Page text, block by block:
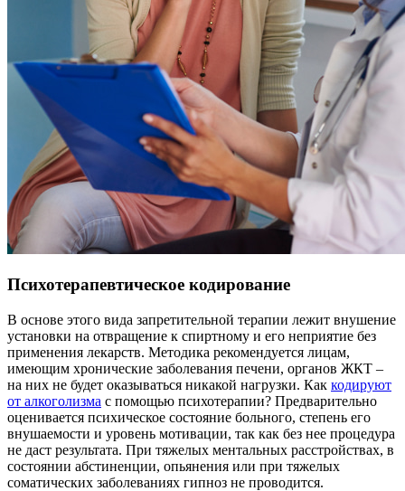
Психотерапевтическое кодирование
В основе этого вида запретительной терапии лежит внушение
установки на отвращение к спиртному и его неприятие без
применения лекарств. Методика рекомендуется лицам,
имеющим хронические заболевания печени, органов ЖКТ –
на них не будет оказываться никакой нагрузки. Как кодируют
от алкоголизма с помощью психотерапии? Предварительно
оценивается психическое состояние больного, степень его
внушаемости и уровень мотивации, так как без нее процедура
не даст результата. При тяжелых ментальных расстройствах, в
состоянии абстиненции, опьянения или при тяжелых
соматических заболеваниях гипноз не проводится.